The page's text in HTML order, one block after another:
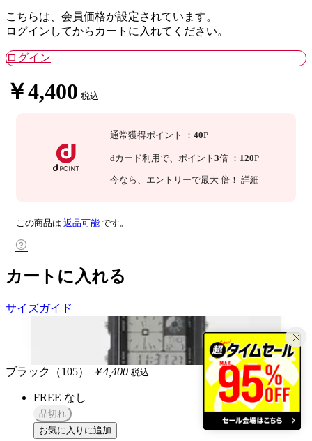
こちらは、会員価格が設定されています。
ログインしてからカートに入れてください。
ログイン
￥4,400 税込
通常獲得ポイント ： 40P
dカード利用で、 ポイント 3倍 ： 120P
今なら 、エントリーで最大 倍！ 詳細
この商品は 返品可能 です。
カートに入れる
サイズガイド
ブラック（105） ￥4,400 税込
FREE なし
品切れ
お気に入りに追加